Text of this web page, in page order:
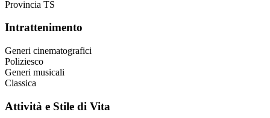
Provincia TS
Intrattenimento
Generi cinematografici
Poliziesco
Generi musicali
Classica
Attività e Stile di Vita